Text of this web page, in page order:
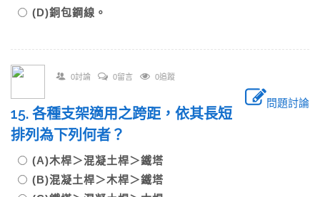
(D)銅包鋼線。
0討論 0留言 0追蹤
問題討論
15. 各種支架適用之跨距，依其長短
排列為下列何者？
(A)木桿＞混凝土桿＞鐵塔
(B)混凝土桿＞木桿＞鐵塔